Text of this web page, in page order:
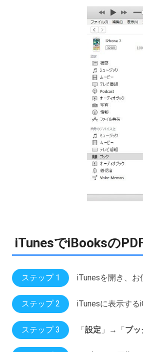
iTunesでiBooksの
ステップ 1 iTunesを開き、お
ステップ 2 iTunesに表示する
ステップ 3 「設定 」→「ブッ